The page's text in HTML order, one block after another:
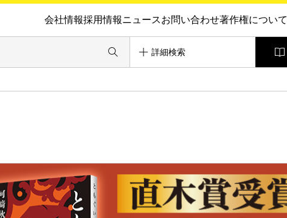
会社情報採用情報ニュースお問い合わせ著作権について
詳細検索